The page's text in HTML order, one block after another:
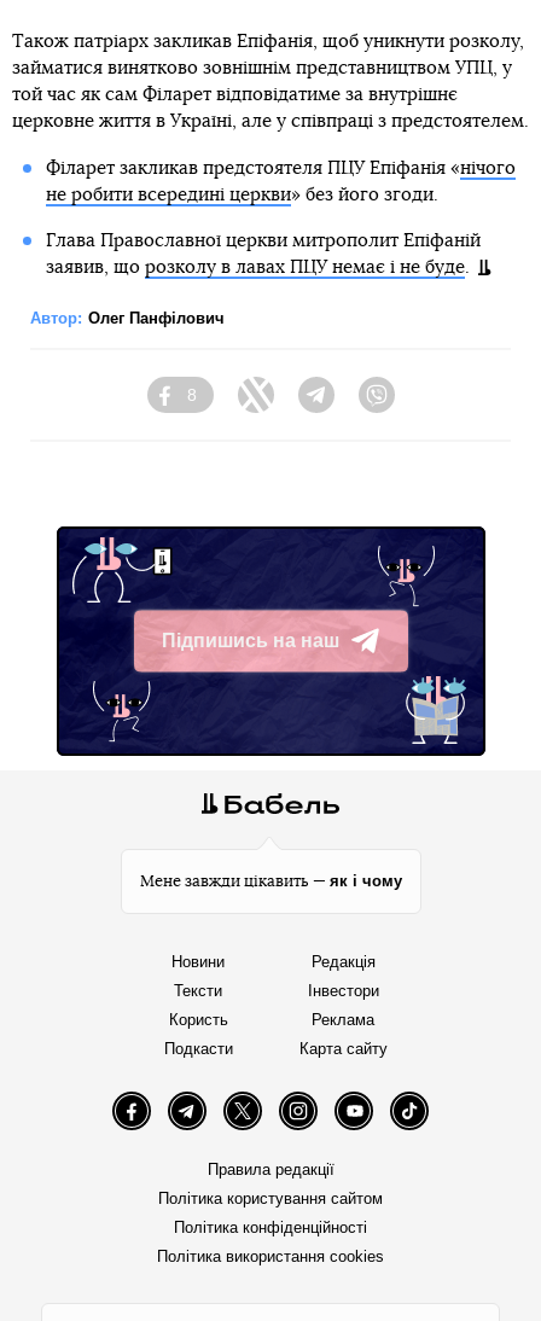
Також патріарх закликав Епіфанія, щоб уникнути розколу,
займатися винятково зовнішнім представництвом УПЦ, у
той час як сам Філарет відповідатиме за внутрішнє
церковне життя в Україні, але у співпраці з предстоятелем.
Філарет закликав предстоятеля ПЦУ Епіфанія «нічого
не робити всередині церкви» без його згоди.
Глава Православної церкви митрополит Епіфаній
заявив, що розколу в лавах ПЦУ немає і не буде.
Автор: Олег Панфілович
Facebook
8
Twitter TelegramViber
Підпишись на наш
Telegram
Мене завжди цікавить — як і чому
Новини
Тексти
Користь
Подкасти
Редакція
Інвестори
Реклама
Карта сайту
FacebookTelegramTwitter InstagramYouTube TikTok
Правила редакції
Політика користування сайтом
Політика конфіденційності
Політика використання cookies